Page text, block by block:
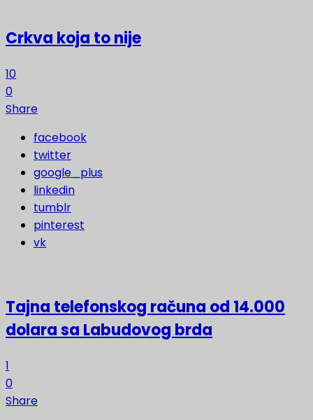
Crkva koja to nije
10
0
Share
facebook
twitter
google_plus
linkedin
tumblr
pinterest
vk
Tajna telefonskog računa od 14.000
dolara sa Labudovog brda
1
0
Share